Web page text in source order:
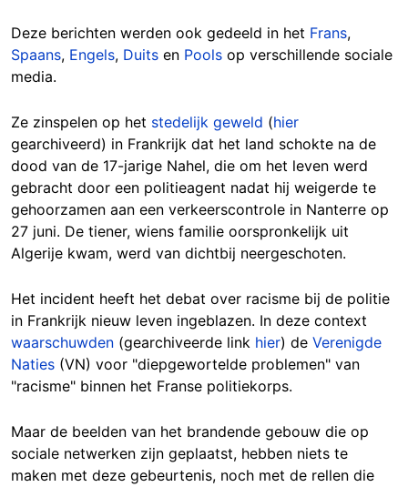
Deze berichten werden ook gedeeld in het Frans,
Spaans, Engels, Duits en Pools op verschillende sociale
media.
Ze zinspelen op het stedelijk geweld (hier
gearchiveerd) in Frankrijk dat het land schokte na de
dood van de 17-jarige Nahel, die om het leven werd
gebracht door een politieagent nadat hij weigerde te
gehoorzamen aan een verkeerscontrole in Nanterre op
27 juni. De tiener, wiens familie oorspronkelijk uit
Algerije kwam, werd van dichtbij neergeschoten.
Het incident heeft het debat over racisme bij de politie
in Frankrijk nieuw leven ingeblazen. In deze context
waarschuwden (gearchiveerde link hier) de Verenigde
Naties (VN) voor "diepgewortelde problemen" van
"racisme" binnen het Franse politiekorps.
Maar de beelden van het brandende gebouw die op
sociale netwerken zijn geplaatst, hebben niets te
maken met deze gebeurtenis, noch met de rellen die